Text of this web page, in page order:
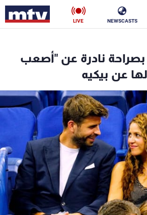
NEWSCASTS
LIVE
نادرة عن "أصعب
عن بيكيه
ناس
فن
رياضة